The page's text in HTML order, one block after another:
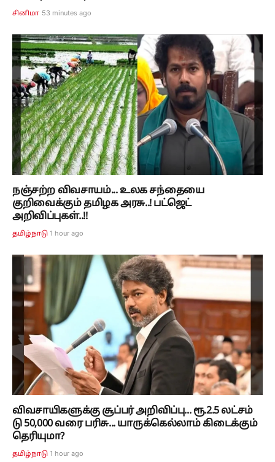
சினிமா 53 minutes ago
நஞ்சற்ற விவசாயம்... உலக சந்தையை
குறிவைக்கும் தமிழக அரசு..! பட்ஜெட்
அறிவிப்புகள்..!!
தமிழ்நாடு 1 hour ago
விவசாயிகளுக்கு சூப்பர் அறிவிப்பு... ரூ.2.5 லட்சம்
டு 50,000 வரை பரிசு... யாருக்கெல்லாம் கிடைக்கும்
தெரியுமா?
தமிழ்நாடு 1 hour ago